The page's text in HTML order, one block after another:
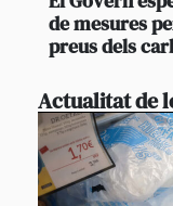
de mesures
preus dels
Actualitat de